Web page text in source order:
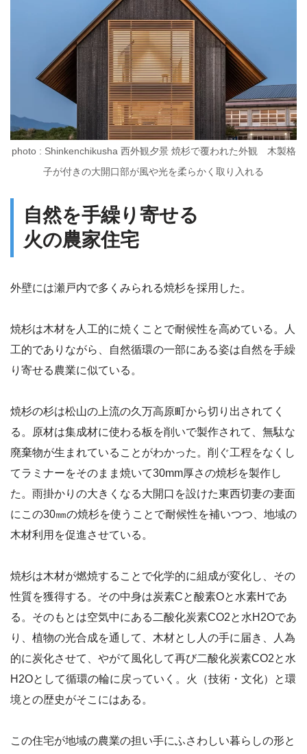
photo : Shinkenchikusha 西外観夕景 焼杉で覆われた外観 木製格
子が付きの大開口部が風や光を柔らかく取り入れる
自然を手繰り寄せる
火の農家住宅
外壁には瀬戸内で多くみられる焼杉を採用した。
焼杉は木材を人工的に焼くことで耐候性を高めている。人
工的でありながら、自然循環の一部にある姿は自然を手繰
り寄せる農業に似ている。
焼杉の杉は松山の上流の久万高原町から切り出されてく
る。原材は集成材に使わる板を削いで製作されて、無駄な
廃棄物が生まれていることがわかった。削ぐ工程をなくし
てラミナーをそのまま焼いて30mm厚さの焼杉を製作し
た。雨掛かりの大きくなる大開口を設けた東西切妻の妻面
にこの30㎜の焼杉を使うことで耐候性を補いつつ、地域の
木材利用を促進させている。
焼杉は木材が燃焼することで化学的に組成が変化し、その
性質を獲得する。その中身は炭素Cと酸素Oと水素Hであ
る。そのもとは空気中にある二酸化炭素CO2と水H2Oであ
り、植物の光合成を通して、木材とし人の手に届き、人為
的に炭化させて、やがて風化して再び二酸化炭素CO2と水
H2Oとして循環の輪に戻っていく。火（技術・文化）と環
境との歴史がそこにはある。
この住宅が地域の農業の担い手にふさわしい暮らしの形と